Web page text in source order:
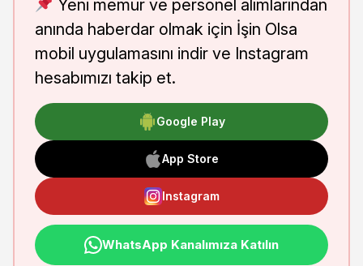
Yeni memur ve personel alımlarından
anında haberdar olmak için İşin Olsa
mobil uygulamasını indir ve Instagram
hesabımızı takip et.
Google Play
App Store
Instagram
WhatsApp Kanalımıza Katılın